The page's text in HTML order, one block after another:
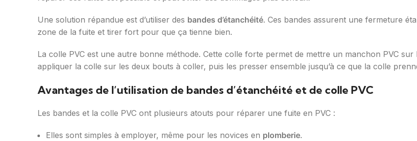
Une solution répandue est d’utiliser des bandes d’étanchéité. Ces bandes assurent une fermeture
zone de la fuite et tirer fort pour que ça tienne bien.
La colle PVC est une autre bonne méthode. Cette colle forte permet de mettre un manchon PVC
appliquer la colle sur les deux bouts à coller, puis les presser ensemble jusqu’à ce que la colle
Avantages de l’utilisation de bandes d’étanchéité et de colle PVC
Les bandes et la colle PVC ont plusieurs atouts pour réparer une fuite en PVC :
Elles sont simples à employer, même pour les novices en plomberie.